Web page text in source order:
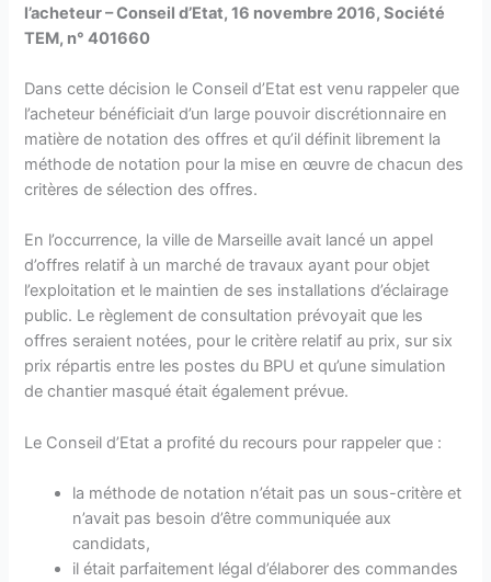
l’acheteur – Conseil d’Etat, 16 novembre 2016, Société
TEM, n° 401660
Dans cette décision le Conseil d’Etat est venu rappeler que
l’acheteur bénéficiait d’un large pouvoir discrétionnaire en
matière de notation des offres et qu’il définit librement la
méthode de notation pour la mise en œuvre de chacun des
critères de sélection des offres.
En l’occurrence, la ville de Marseille avait lancé un appel
d’offres relatif à un marché de travaux ayant pour objet
l’exploitation et le maintien de ses installations d’éclairage
public. Le règlement de consultation prévoyait que les
offres seraient notées, pour le critère relatif au prix, sur six
prix répartis entre les postes du BPU et qu’une simulation
de chantier masqué était également prévue.
Le Conseil d’Etat a profité du recours pour rappeler que :
la méthode de notation n’était pas un sous-critère et
n’avait pas besoin d’être communiquée aux
candidats,
il était parfaitement légal d’élaborer des commandes